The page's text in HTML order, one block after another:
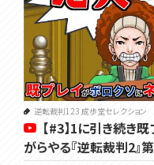
逆転裁判123 成歩堂セレクション
【#3】1に引き続き
がらやる『逆転裁判2』